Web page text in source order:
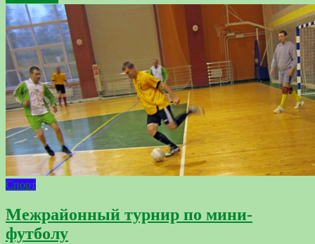
Спорт
Межрайонный турнир по мини-
футболу